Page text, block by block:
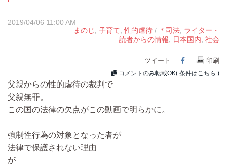
2019/04/06 11:00 AM
まのじ, 子育て,性的虐待 / ＊司法, ライター・
読者からの情報, 日本国内, 社会
ツイート Facebook
印刷
コメントのみ転載OK( 条件はこちら )
父親からの性的虐待の裁判で
父親無罪。
この国の法律の欠点がこの動画で明らかに。
強制性行為の対象となった者が
法律で保護されない理由
が